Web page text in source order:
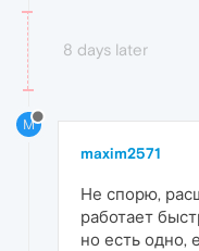
8 days later
M
maxim2571
Не спорю,
работает
но есть одно,